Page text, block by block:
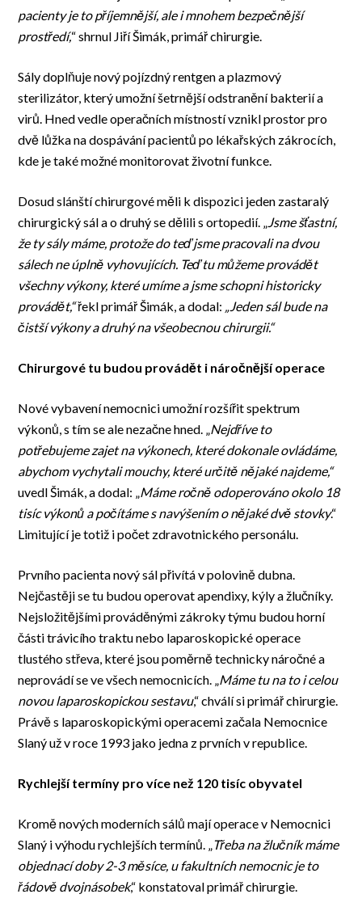
pacienty je to příjemnější, ale i mnohem bezpečnější
prostředí,“ shrnul Jiří Šimák, primář chirurgie.
Sály doplňuje nový pojízdný rentgen a plazmový
sterilizátor, který umožní šetrnější odstranění bakterií a
virů. Hned vedle operačních místností vznikl prostor pro
dvě lůžka na dospávání pacientů po lékařských zákrocích,
kde je také možné monitorovat životní funkce.
Dosud slánští chirurgové měli k dispozici jeden zastaralý
chirurgický sál a o druhý se dělili s ortopedií. „Jsme šťastní,
že ty sály máme, protože do teď jsme pracovali na dvou
sálech ne úplně vyhovujících. Teď tu můžeme provádět
všechny výkony, které umíme a jsme schopni historicky
provádět,“řekl primář Šimák, a dodal: „Jeden sál bude na
čistší výkony a druhý na všeobecnou chirurgii.“
Chirurgové tu budou provádět i náročnější operace
Nové vybavení nemocnici umožní rozšířit spektrum
výkonů, s tím se ale nezačne hned. „Nejdříve to
potřebujeme zajet na výkonech, které dokonale ovládáme,
abychom vychytali mouchy, které určitě nějaké najdeme,“
uvedl Šimák, a dodal: „Máme ročně odoperováno okolo 18
tisíc výkonů a počítáme s navýšením o nějaké dvě stovky.“
Limitující je totiž i počet zdravotnického personálu.
Prvního pacienta nový sál přivítá v polovině dubna.
Nejčastěji se tu budou operovat apendixy, kýly a žlučníky.
Nejsložitějšími prováděnými zákroky týmu budou horní
části trávicího traktu nebo laparoskopické operace
tlustého střeva, které jsou poměrně technicky náročné a
neprovádí se ve všech nemocnicích. „Máme tu na to i celou
novou laparoskopickou sestavu,“ chválí si primář chirurgie.
Právě s laparoskopickými operacemi začala Nemocnice
Slaný už v roce 1993 jako jedna z prvních v republice.
Rychlejší termíny pro více než 120 tisíc obyvatel
Kromě nových moderních sálů mají operace v Nemocnici
Slaný i výhodu rychlejších termínů. „Třeba na žlučník máme
objednací doby 2-3 měsíce, u fakultních nemocnic je to
řádově dvojnásobek,“ konstatoval primář chirurgie.